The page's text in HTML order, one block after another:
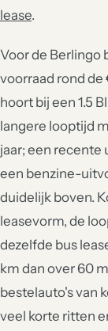
lease.
Voor de Berlingo
voorraad rond de
hoort bij een 1.5
langere looptijd
jaar; een recente
een benzine-
duidelijk boven.
leasevorm, de
dezelfde bus
km dan over 60
bestelauto's van
veel korte ritten